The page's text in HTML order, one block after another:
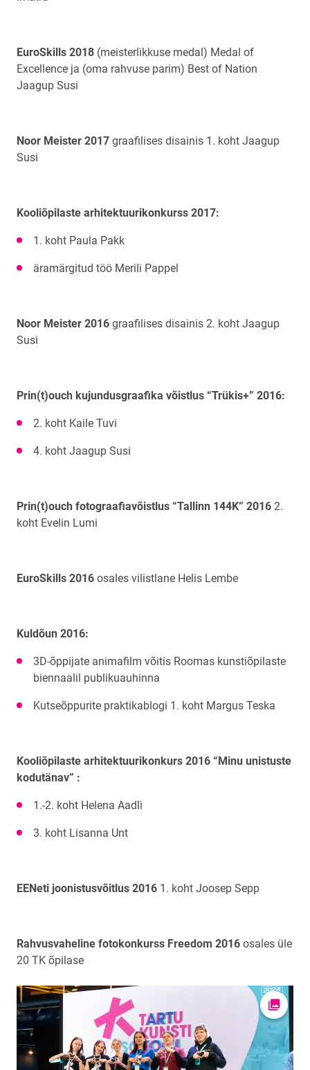
EuroSkills 2018 (meisterlikkuse medal) Medal of
Excellence ja (oma rahvuse parim) Best of Nation
Jaagup Susi
Noor Meister 2017 graafilises disainis 1. koht Jaagup
Susi
Kooliõpilaste arhitektuurikonkurss 2017:
1. koht Paula Pakk
äramärgitud töö Merili Pappel
Noor Meister 2016 graafilises disainis 2. koht Jaagup
Susi
Prin(t)ouch kujundusgraafika võistlus “Trükis+” 2016:
2. koht Kaile Tuvi
4. koht Jaagup Susi
Prin(t)ouch fotograafiavõistlus “Tallinn 144K” 2016 2.
koht Evelin Lumi
EuroSkills 2016 osales vilistlane Helis Lembe
Kuldõun 2016:
3D-õppijate animafilm võitis Roomas kunstiõpilaste
biennaalil publikuauhinna
Kutseõppurite praktikablogi 1. koht Margus Teska
Kooliõpilaste arhitektuurikonkurs 2016 “Minu unistuste
kodutänav” :
1.-2. koht Helena Aadli
3. koht Lisanna Unt
EENeti joonistusvõitlus 2016 1. koht Joosep Sepp
Rahvusvaheline fotokonkurss Freedom 2016 osales üle
20 TK õpilase